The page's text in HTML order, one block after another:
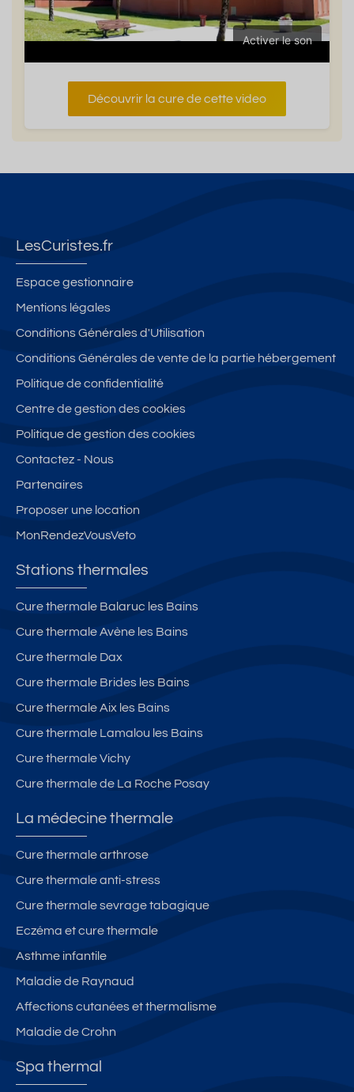
Activer le son
Découvrir la cure de cette video
LesCuristes.fr
Espace gestionnaire
Mentions légales
Conditions Générales d'Utilisation
Conditions Générales de vente de la partie hébergement
Politique de confidentialité
Centre de gestion des cookies
Politique de gestion des cookies
Contactez - Nous
Partenaires
Proposer une location
MonRendezVousVeto
Stations thermales
Cure thermale Balaruc les Bains
Cure thermale Avène les Bains
Cure thermale Dax
Cure thermale Brides les Bains
Cure thermale Aix les Bains
Cure thermale Lamalou les Bains
Cure thermale Vichy
Cure thermale de La Roche Posay
La médecine thermale
Cure thermale arthrose
Cure thermale anti-stress
Cure thermale sevrage tabagique
Eczéma et cure thermale
Asthme infantile
Maladie de Raynaud
Affections cutanées et thermalisme
Maladie de Crohn
Spa thermal